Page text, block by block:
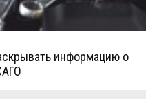
информацию о